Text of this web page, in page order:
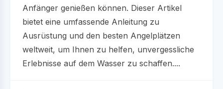
Anfänger genießen können. Dieser Artikel
bietet eine umfassende Anleitung zu
Ausrüstung und den besten Angelplätzen
weltweit, um Ihnen zu helfen, unvergessliche
Erlebnisse auf dem Wasser zu schaffen....